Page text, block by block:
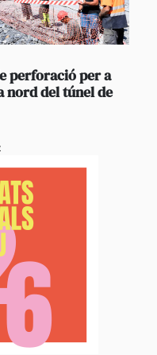
perforació per a
nord del túnel de